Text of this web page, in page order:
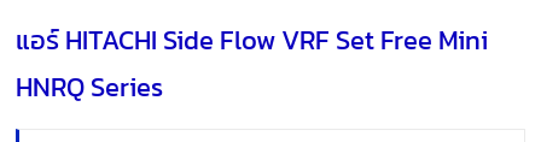
แอร์ HITACHI Side Flow VRF Set Free Mini
HNRQ Series